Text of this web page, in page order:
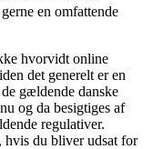
en omfattende
hvorvidt online
det generelt er en
gældende danske
og da besigtiges af
regulativer.
hvis du bliver udsat for